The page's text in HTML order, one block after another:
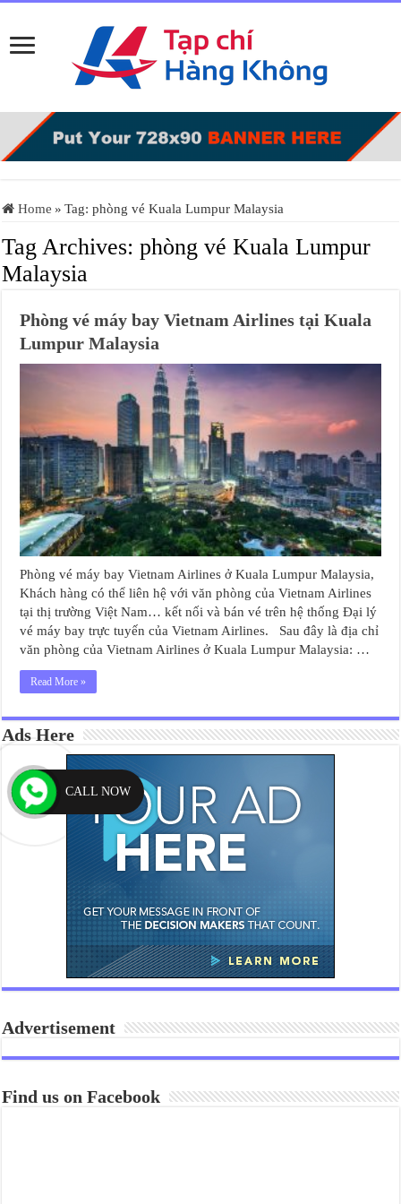
Home » Tag:phòng vé Kuala Lumpur Malaysia
Tag Archives:phòng vé Kuala Lumpur
Malaysia
Phòng vé máy bay Vietnam Airlines tại Kuala
Lumpur Malaysia
Phòng vé máy bay Vietnam Airlines ở Kuala Lumpur Malaysia,
Khách hàng có thể liên hệ với văn phòng của Vietnam Airlines
tại thị trường Việt Nam… kết nối và bán vé trên hệ thống Đại lý
vé máy bay trực tuyến của Vietnam Airlines. Sau đây là địa chỉ
văn phòng của Vietnam Airlines ở Kuala Lumpur Malaysia: …
Read More »
Ads Here
Advertisement
Find us on Facebook
CALL NOW